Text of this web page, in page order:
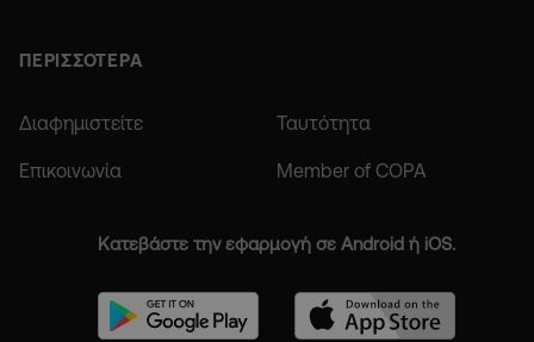
ΠΕΡΙΣΣΟΤΕΡΑ
Διαφημιστείτε Ταυτότητα
Επικοινωνία Member of COPA
Κατεβάστε την εφαρμογή σε Android ή iOS.